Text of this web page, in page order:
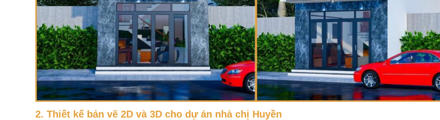
2. Thiết kế bản vẽ 2D và 3D cho dự án nhà chị Huyền